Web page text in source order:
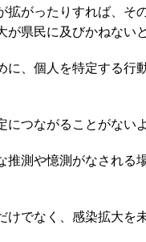
がったりすれば、
県民に及びかねない
、個人を特定する
つながることがない
測や憶測がなされ
でなく、感染拡大